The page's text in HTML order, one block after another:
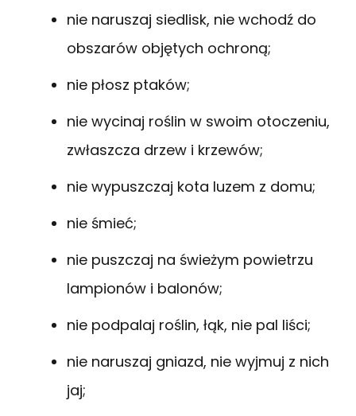
nie naruszaj siedlisk, nie wchodź do
obszarów objętych ochroną;
nie płosz ptaków;
nie wycinaj roślin w swoim otoczeniu,
zwłaszcza drzew i krzewów;
nie wypuszczaj kota luzem z domu;
nie śmieć;
nie puszczaj na świeżym powietrzu
lampionów i balonów;
nie podpalaj roślin, łąk, nie pal liści;
nie naruszaj gniazd, nie wyjmuj z nich
jaj;